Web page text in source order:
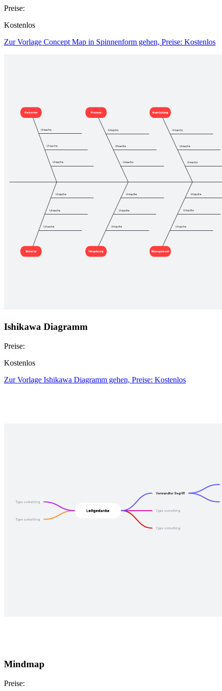
Preise:
Kostenlos
Zur Vorlage Concept Map in Spinnenform gehen, Preise: Kostenlos
Ishikawa Diagramm
Preise:
Kostenlos
Zur Vorlage Ishikawa Diagramm gehen, Preise: Kostenlos
Mindmap
Preise: